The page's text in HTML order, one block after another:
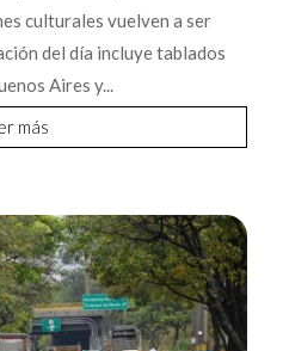
culturales vuelven a ser
del día incluye tablados
Aires y...
más